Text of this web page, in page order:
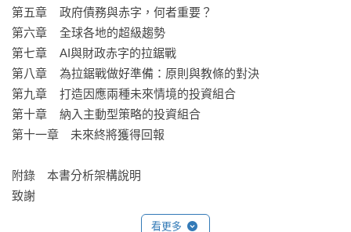
第五章    政府債務與赤字，何者重要？
第六章    全球各地的超級趨勢
第七章    AI與財政赤字的拉鋸戰
第八章    為拉鋸戰做好準備：原則與教條的對決
第九章    打造因應兩種未來情境的投資組合
第十章    納入主動型策略的投資組合
第十一章　未來終將獲得回報
附錄　本書分析架構說明
致謝
看更多